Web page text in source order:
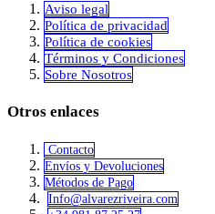
Aviso legal
Política de privacidad
​Política de cookies
Términos y Condiciones
Sobre Nosotros
Otros enlaces
Contacto
Envíos y Devoluciones
Métodos de Pago
Info@alvar​​ezriveira.com